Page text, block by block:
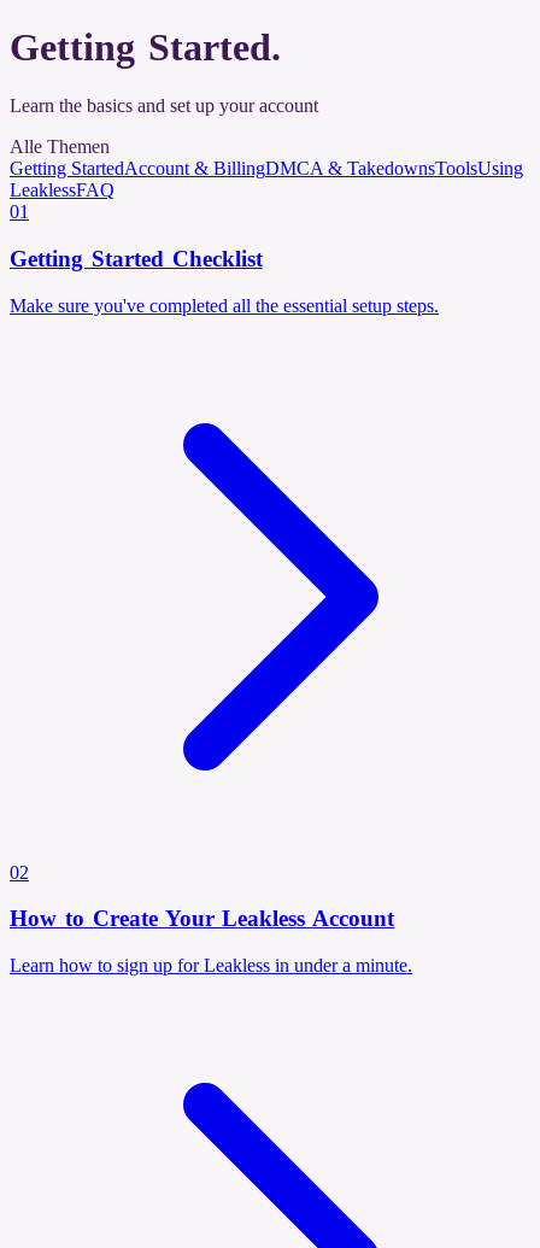
Getting Started.
Learn the basics and set up your account
Alle Themen
Getting StartedAccount & BillingDMCA & TakedownsToolsUsing
LeaklessFAQ
01
Getting Started Checklist
Make sure you've completed all the essential setup steps.
02
How to Create Your Leakless Account
Learn how to sign up for Leakless in under a minute.